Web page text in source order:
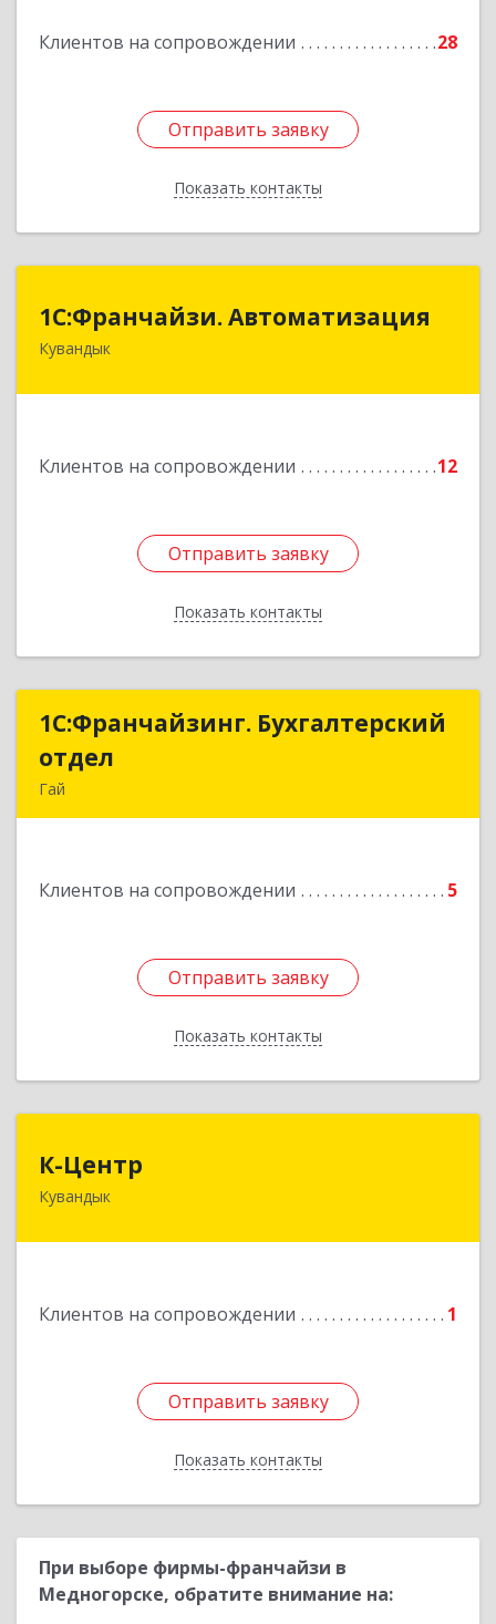
Клиентов на сопровождении 28
Отправить заявку
Показать контакты
Отправить заявку
Назад
1С:Франчайзи. Автоматизация
Кувандык
Клиентов на сопровождении 12
Отправить заявку
Показать контакты
1С:Франчайзи. Автоматизация
462220, Оренбургская обл, Кувандыкский р-н,
Отправить заявку
Назад
1С:Франчайзинг. Бухгалтерский
отдел
Гай
Клиентов на сопровождении 5
Отправить заявку
Показать контакты
1С:Франчайзинг. Бухгалтерский
Подробнее
Отправить заявку
Назад
К-Центр
Кувандык
Клиентов на сопровождении 1
Отправить заявку
Показать контакты
462243, Оренбургская обл, Кувандыкский р-н,
Отправить заявку
Назад
При выборе фирмы-франчайзи в
Медногорске, обратите внимание на: